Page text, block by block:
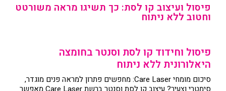
פיסול ועיצוב קו לסת: כך תשיגו מראה משורטט
וחטוב ללא ניתוח
פיסול וחידוד קו לסת וסנטר בחומצה
היאלורונית ללא ניתוח
סיכום מומחי Care Laser: מחפשים פתרון למראה פנים מוגדר,